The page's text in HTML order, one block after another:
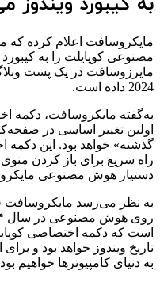
مایکروسافت اعلام کرده
مصنوعی کوپایلت را به کیبورد
2024 داده است.
به‌گفته مایکروسافت،
اولین تغییر اساسی در
گذشته» خواهد بود. این دکمه
راه سریع برای باز کردن
دستیار هوش مصنوعی
به نظر می‌رسد مایکروسافت
است که دکمه اختصاصی
تاریخ ویندوز خواهد بود و
به دنیای کامپیوترها خواهیم